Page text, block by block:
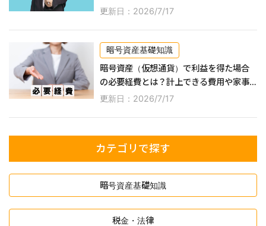
ながら利益を得る方法なども紹介！
更新日：2026/7/17
暗号資産基礎知識
暗号資産（仮想通貨）で利益を得た場合
の必要経費とは？計上できる費用や家事
按分の方法などを解説！
更新日：2026/7/17
カテゴリで探す
暗号資産基礎知識
税金・法律